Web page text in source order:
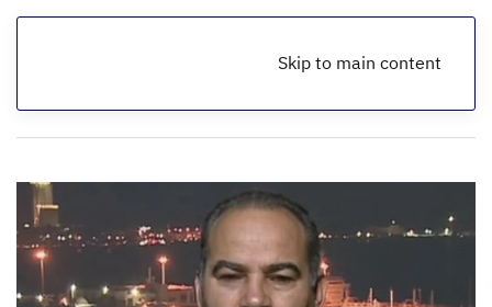
Skip to main content
الرئيسية